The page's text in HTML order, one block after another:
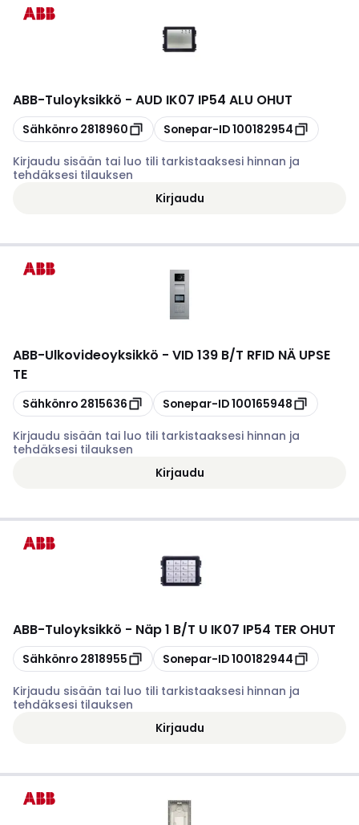
ABB-Tuloyksikkö - AUD IK07 IP54 ALU OHUT
Kopioi
Sähkönro 2818960 Kopioi
Sonepar-ID100182954
Kirjaudu sisään tai luo tili tarkistaaksesi hinnan ja
tehdäksesi tilauksen
Kirjaudu
ABB-Ulkovideoyksikkö - VID 139 B/T RFID NÄ UPSE
TE
Kopioi
Sähkönro 2815636 Kopioi
Sonepar-ID100165948
Kirjaudu sisään tai luo tili tarkistaaksesi hinnan ja
tehdäksesi tilauksen
Kirjaudu
ABB-Tuloyksikkö - Näp 1 B/T U IK07 IP54 TER OHUT
Kopioi
Sähkönro 2818955 Kopioi
Sonepar-ID100182944
Kirjaudu sisään tai luo tili tarkistaaksesi hinnan ja
tehdäksesi tilauksen
Kirjaudu